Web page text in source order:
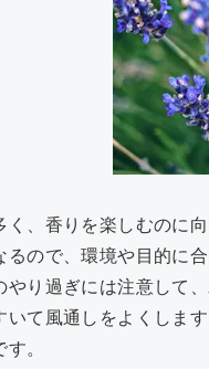
く、香りを楽しむのに
るので、環境や目的に
やり過ぎには注意して
いて風通しをよくしま
。